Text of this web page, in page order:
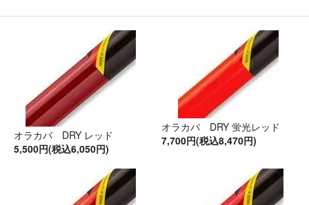
オラカバ DRY レッド
5,500円(税込6,050円)
オラカバ DRY 蛍光レッド
7,700円(税込8,470円)